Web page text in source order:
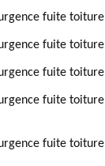
fuite
fuite
fuite toiture
fuite
fuite